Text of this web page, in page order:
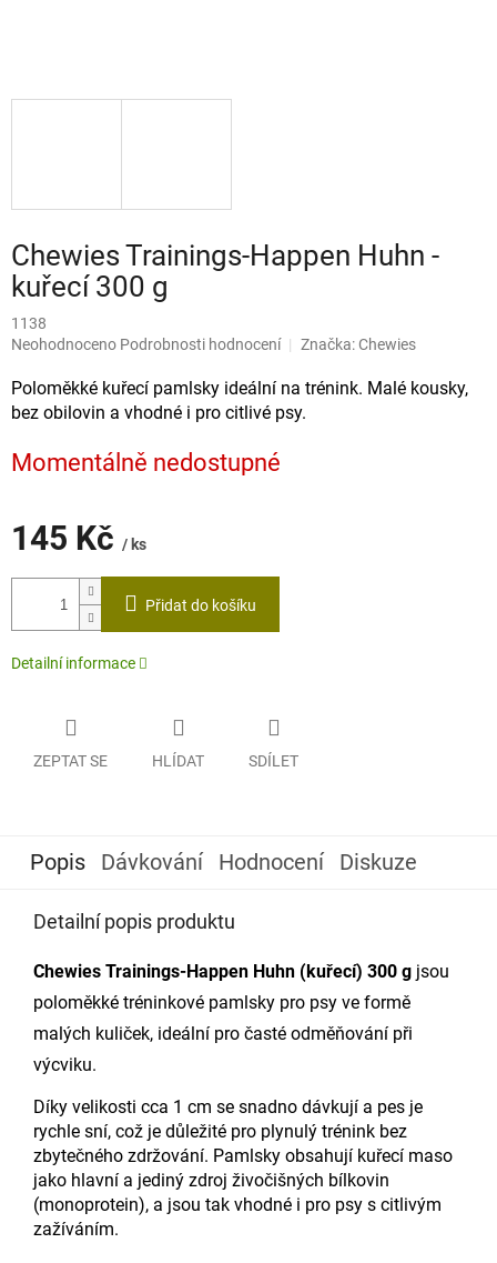
Chewies Trainings-Happen Huhn -
kuřecí 300 g
1138
Průměrné
produktu
je
5
Neohodnoceno Podrobnosti hodnocení Značka:Chewies
Poloměkké kuřecí pamlsky ideální na trénink. Malé kousky,
bez obilovin a vhodné i pro citlivé psy.
Momentálně nedostupné
145 Kč / ks
Měrná
Přidat do košíku
Detailní informace
ZEPTAT SE HLÍDAT SDÍLET
Popis Dávkování Hodnocení Diskuze
Detailní popis produktu
Chewies Trainings-Happen Huhn (kuřecí) 300 g jsou
poloměkké tréninkové pamlsky pro psy ve formě
malých kuliček, ideální pro časté odměňování při
výcviku.
Díky velikosti cca 1 cm se snadno dávkují a pes je
rychle sní, což je důležité pro plynulý trénink bez
zbytečného zdržování. Pamlsky obsahují kuřecí maso
jako hlavní a jediný zdroj živočišných bílkovin
(monoprotein), a jsou tak vhodné i pro psy s citlivým
zažíváním.